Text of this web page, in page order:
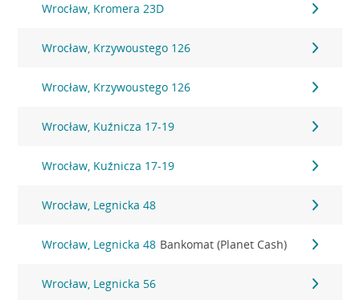
Wrocław, Kromera 23D
Wrocław, Krzywoustego 126
Wrocław, Krzywoustego 126
Wrocław, Kuźnicza 17-19
Wrocław, Kuźnicza 17-19
Wrocław, Legnicka 48
Wrocław, Legnicka 48 Bankomat (Planet Cash)
Wrocław, Legnicka 56